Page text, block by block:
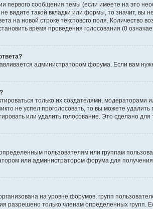
первого сообщения темы (если имеете на это
видите такой вкладки или формы, то значит,
на новой строке текстового поля.
время проведения голосования (0
администратором форума. Если вам
только их создателями,
не успел проголосовать, то вы можете
или удалить голосование. Это сделано
пользователям или группам
или администратором форума для
на уровне форумов, групп
разрешено только членам определенных групп.